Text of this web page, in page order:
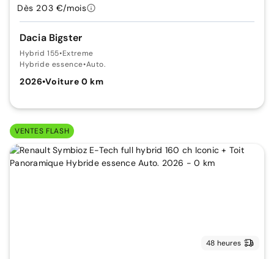
Dacia Bigster
Hybrid 155•Extreme
Hybride essence•Auto.
2026•Voiture 0 km
Dès 203 €/mois
VENTES FLASH
48 heures